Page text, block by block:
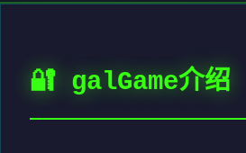
🔐 galGame介绍